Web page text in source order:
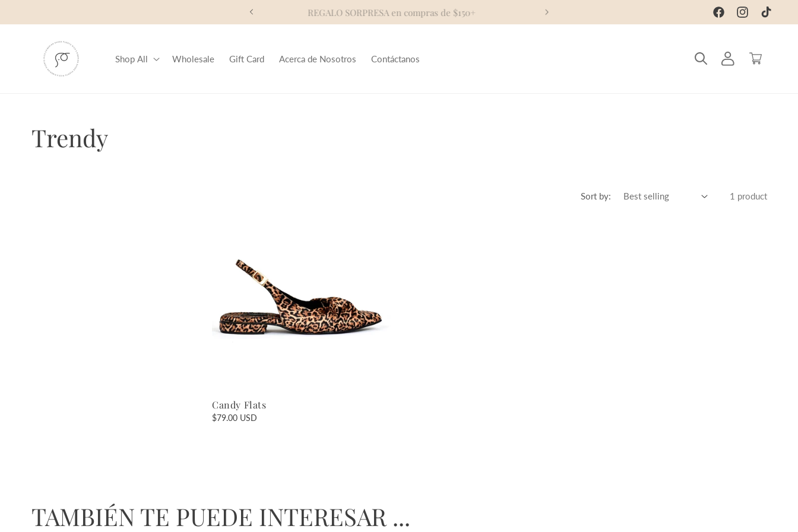
REGALO SORPRESA en compras de $150+ FacebookInstagramTikTok
Shop All Wholesale Gift Card Acerca de Nosotros Contáctanos
Log
in
Cart
C
Trendy
Sort by: 1 product
Candy Flats
Regular
$79.00 USD
TAMBIÉN TE PUEDE INTERESAR ...